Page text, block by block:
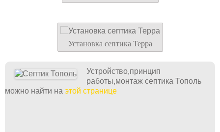
Установка септика Терра
Устройство,принцип
работы,монтаж септика Тополь
можно найти на этой странице